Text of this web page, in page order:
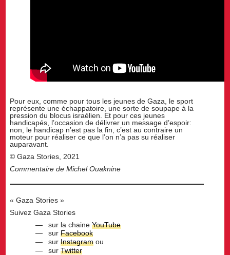
Pour eux, comme pour tous les jeunes de Gaza, le sport
représente une échappatoire, une sorte de soupape à la
pression du blocus israélien. Et pour ces jeunes
handicapés, l’occasion de délivrer un message d’espoir:
non, le handicap n’est pas la fin, c’est au contraire un
moteur pour réaliser ce que l’on n’a pas su réaliser
auparavant.
© Gaza Stories, 2021
Commentaire de Michel Ouaknine
« Gaza Stories »
Suivez Gaza Stories
sur la chaineYouTube
surFacebook
surInstagram ou
surTwitter